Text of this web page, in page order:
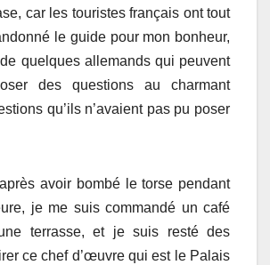
car les touristes français ont tout
le guide pour mon bonheur,
quelques allemands qui peuvent
des questions au charmant
qu’ils n’avaient pas pu poser
avoir bombé le torse pendant
je me suis commandé un café
terrasse, et je suis resté des
ce chef d’œuvre qui est le Palais